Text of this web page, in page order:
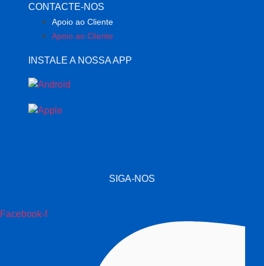
CONTACTE-NOS
Apoio ao Cliente
Apoio ao Cliente
INSTALE A NOSSA APP
SIGA-NOS
Facebook-f